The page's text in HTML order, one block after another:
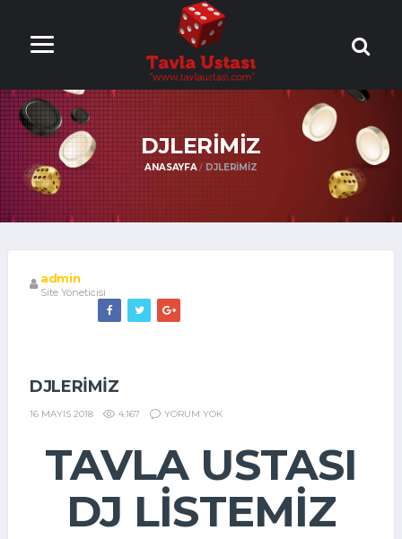
ONLİNE TAVLA
OYNA
DJLERIMIZ
ANASAYFA DJLERIMIZ
admin
Site Yöneticisi
DJLERIMIZ
16 MAYIS 2018 4.167 YORUM YOK
TAVLA USTASI
DJ LISTEMIZ